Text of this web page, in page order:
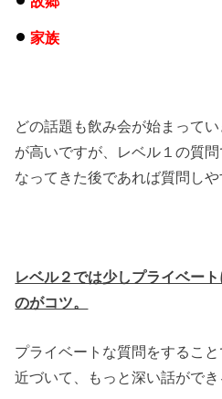
家族
どの話題も飲み会が始まって
が高いですが、レベル１の質
なってきた後であれば質問しや
レベル２では少しプライベー
のがコツ。
プライベートな質問をするこ
近づいて、もっと深い話ができ